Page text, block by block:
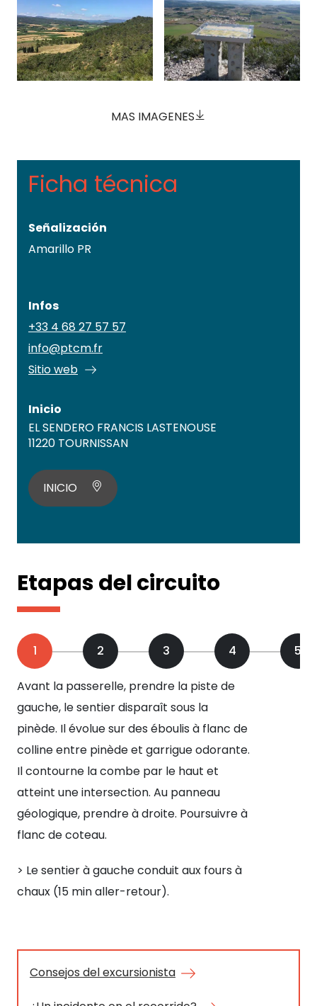
MAS IMAGENES
Ficha técnica
Señalización
Amarillo PR
Infos
+33 4 68 27 57 57
info@ptcm.fr
Sitio web
Inicio
EL SENDERO FRANCIS LASTENOUSE
11220 TOURNISSAN
INICIO
Etapas del circuito
1 2 3 4 5
Avant la passerelle, prendre la piste de
gauche, le sentier disparaît sous la
pinède. Il évolue sur des éboulis à flanc de
colline entre pinède et garrigue odorante.
Il contourne la combe par le haut et
atteint une intersection. Au panneau
géologique, prendre à droite. Poursuivre à
flanc de coteau.
> Le sentier à gauche conduit aux fours à
chaux (15 min aller-retour).
Consejos del excursionista